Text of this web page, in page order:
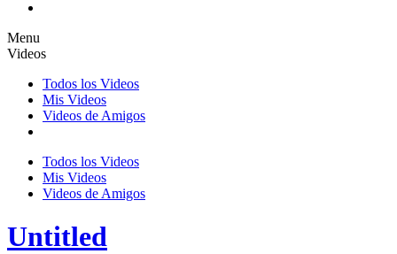
Menu
Videos
Todos los Videos
Mis Videos
Videos de Amigos
Todos los Videos
Mis Videos
Videos de Amigos
Untitled